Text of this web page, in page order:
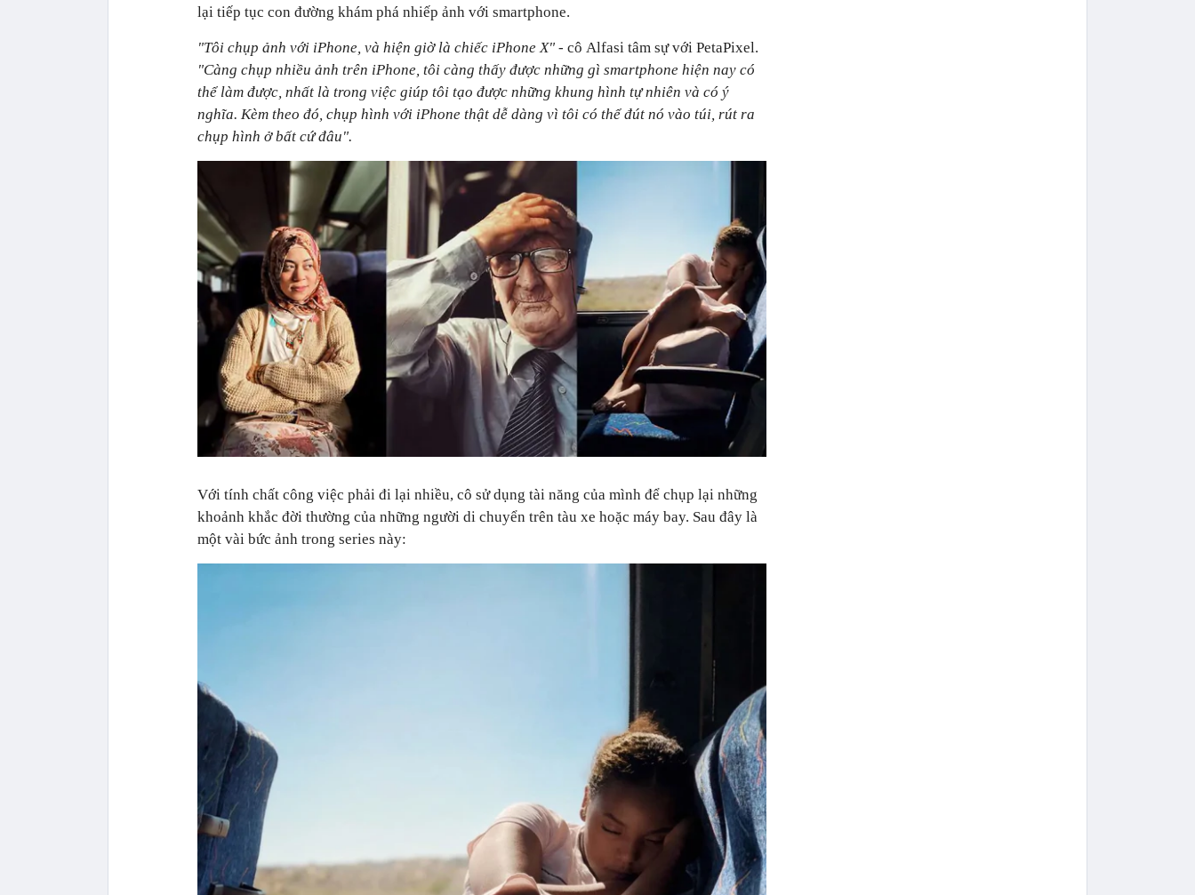
lại tiếp tục con đường khám phá nhiếp ảnh với smartphone.
"Tôi chụp ảnh với iPhone, và hiện giờ là chiếc iPhone X" - cô Alfasi tâm sự với PetaPixel.
"Càng chụp nhiều ảnh trên iPhone, tôi càng thấy được những gì smartphone hiện nay có
thể làm được, nhất là trong việc giúp tôi tạo được những khung hình tự nhiên và có ý
nghĩa. Kèm theo đó, chụp hình với iPhone thật dễ dàng vì tôi có thể đút nó vào túi, rút ra
chụp hình ở bất cứ đâu".
Với tính chất công việc phải đi lại nhiều, cô sử dụng tài năng của mình để chụp lại những
khoảnh khắc đời thường của những người di chuyển trên tàu xe hoặc máy bay. Sau đây là
một vài bức ảnh trong series này: